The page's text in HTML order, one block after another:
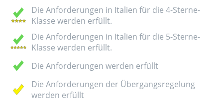
Die Anforderungen in Italien für die 4-Sterne-
Klasse werden erfüllt.
Die Anforderungen in Italien für die 5-Sterne-
Klasse werden erfüllt.
Die Anforderungen werden erfüllt
Die Anforderungen der Übergangsregelung
werden erfüllt